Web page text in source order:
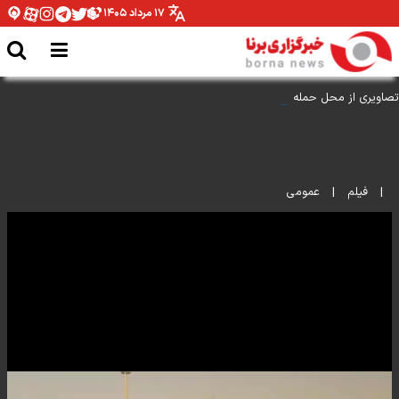
۱۷ مرداد ۱۴۰۵
تصاویری از محل حمله رژیم صهیونیستی به ضاحیه جنوبی بیروت
| فیلم | عمومی